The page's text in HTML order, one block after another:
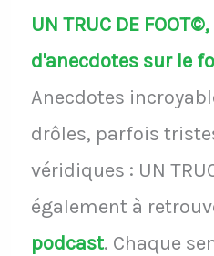
UN TRUC DE
d'anecdotes sur le
Anecdotes
drôles, parfois
véridiques : UN
également à
podcast. Chaque